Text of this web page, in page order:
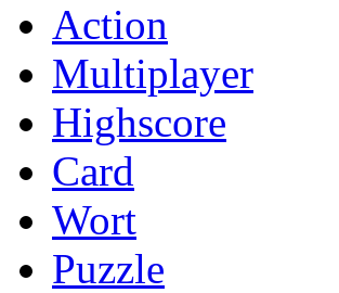
Action
Multiplayer
Highscore
Card
Wort
Puzzle